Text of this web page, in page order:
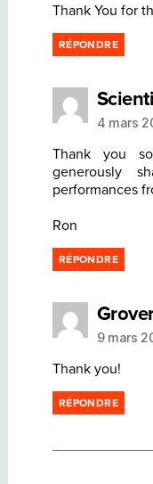
Thank You for
RÉPONDRE
4 mars
Thank you
generously
performances
Ron
RÉPONDRE
9 mars
Thank you!
RÉPONDRE